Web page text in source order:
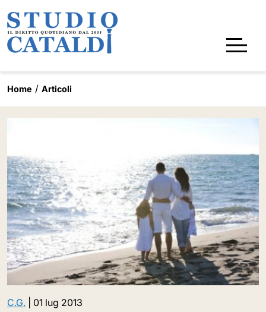
Home Articoli
C.G. 01 lug 2013